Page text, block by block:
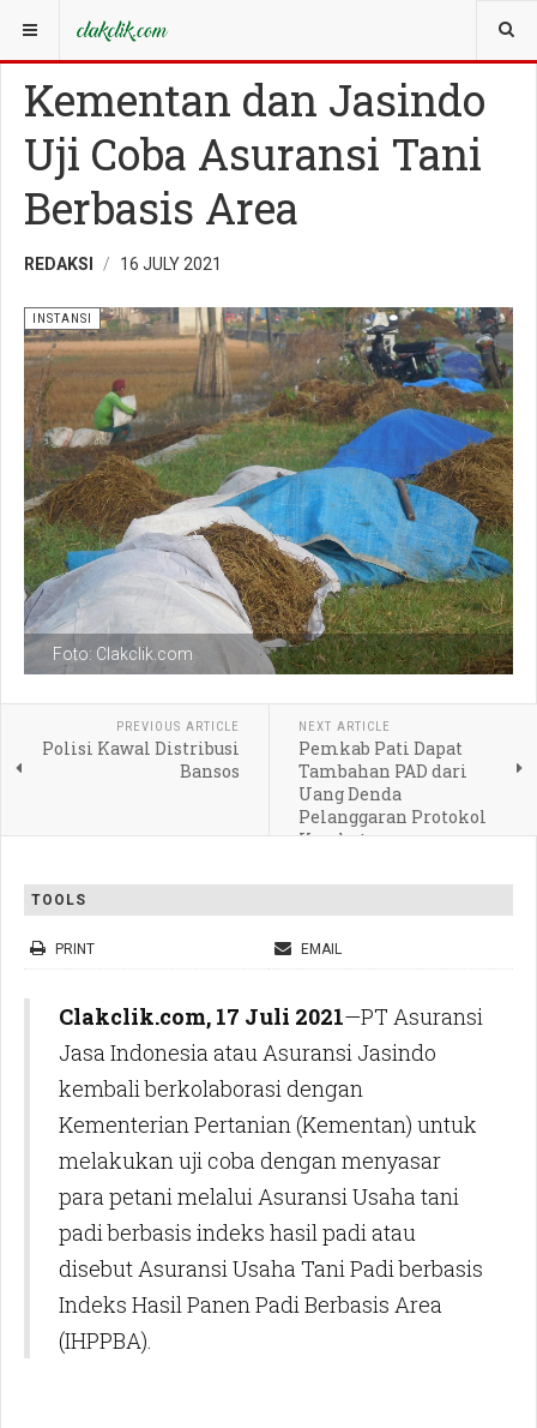
YOU ARE HERE: IDENTITAS
Kementan dan Jasindo
Uji Coba Asuransi Tani
Berbasis Area
REDAKSI 16 JULY 2021
Foto: Clakclik.com
INSTANSI
PREVIOUS ARTICLE
Polisi Kawal Distribusi
Bansos
NEXT ARTICLE
Pemkab Pati Dapat
Tambahan PAD dari
Uang Denda
Pelanggaran Protokol
Kesehatan
TOOLS
PRINT EMAIL
Clakclik.com, 17 Juli 2021—PT Asuransi
Jasa Indonesia atau Asuransi Jasindo
kembali berkolaborasi dengan
Kementerian Pertanian (Kementan) untuk
melakukan uji coba dengan menyasar
para petani melalui Asuransi Usaha tani
padi berbasis indeks hasil padi atau
disebut Asuransi Usaha Tani Padi berbasis
Indeks Hasil Panen Padi Berbasis Area
(IHPPBA).